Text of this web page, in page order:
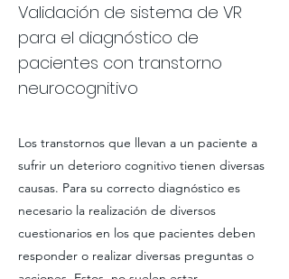
Validación de sistema de VR
para el diagnóstico de
pacientes con transtorno
neurocognitivo
Los transtornos que llevan a un paciente a
sufrir un deterioro cognitivo tienen diversas
causas. Para su correcto diagnóstico es
necesario la realización de diversos
cuestionarios en los que pacientes deben
responder o realizar diversas preguntas o